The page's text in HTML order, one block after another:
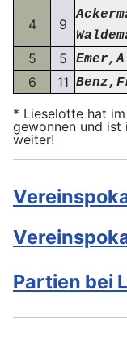
4 9
5 5
6 11
* Lieselotte hat
gewonnen und ist
weiter!
Partien bei